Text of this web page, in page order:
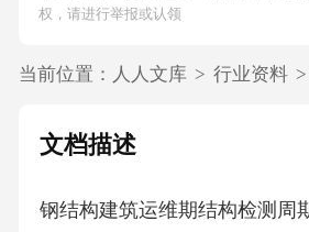
权，请进行举报或认领
当前位置： 人人文库 > 行业资料 >
文档描述
钢结构建筑运维期结构检测周